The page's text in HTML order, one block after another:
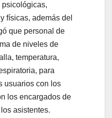
físicas, además del
que personal de
de niveles de
temperatura,
para
usuarios con los
los encargados de
asistentes.